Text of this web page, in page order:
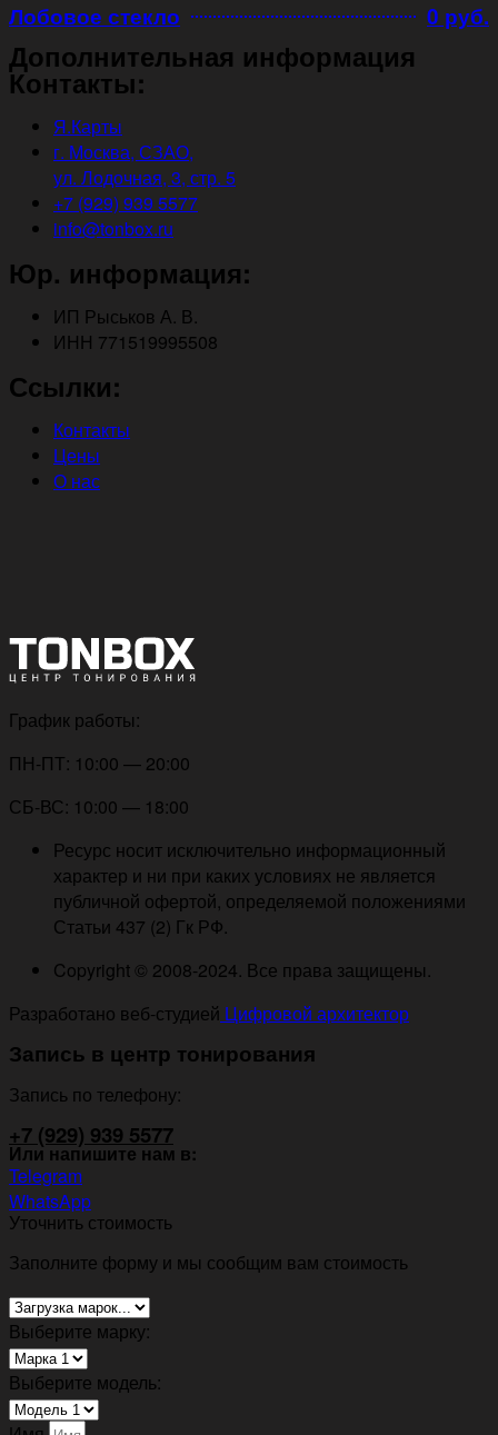
Лобовое стекло 0 руб.
Дополнительная информация
Контакты:
Я.Карты
г. Москва, СЗАО,
ул. Лодочная, 3, стр. 5
+7 (929) 939 5577
info@tonbox.ru
Юр. информация:
ИП Рыськов А. В.
ИНН 771519995508
Ссылки:
Контакты
Цены
О нас
График работы:
ПН-ПТ: 10:00 — 20:00
СБ-ВС: 10:00 — 18:00
Ресурс носит исключительно информационный
характер и ни при каких условиях не является
публичной офертой, определяемой положениями
Статьи 437 (2) Гк РФ.
Copyright © 2008-2024. Все права защищены.
Разработано веб-студией Цифровой архитектор
Запись в центр тонирования
Запись по телефону:
+7 (929) 939 5577
Или напишите нам в:
Telegram
WhatsApp
Уточнить стоимость
Заполните форму и мы сообщим вам стоимость
Выберите марку:
Выберите модель: